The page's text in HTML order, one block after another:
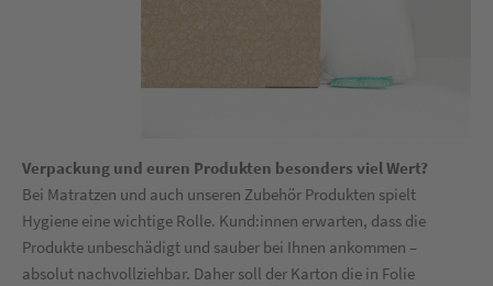
Verpackung und euren Produkten besonders viel Wert?
Bei Matratzen und auch unseren Zubehör Produkten spielt
Hygiene eine wichtige Rolle. Kund:innen erwarten, dass die
Produkte unbeschädigt und sauber bei Ihnen ankommen –
absolut nachvollziehbar. Daher soll der Karton die in Folie